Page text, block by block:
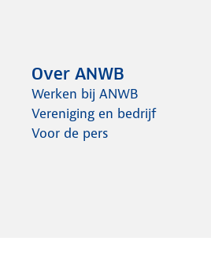
Over ANWB
Werken bij ANWB
Vereniging en bedrijf
Voor de pers